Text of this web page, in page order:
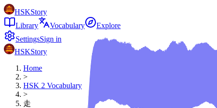
HSKStory
Library
Vocabulary
Explore
SettingsSign in
HSKStory
Home
>
HSK 2 Vocabulary
>
走